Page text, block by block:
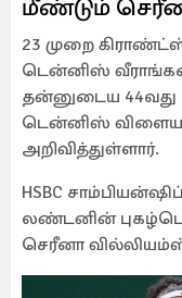
மீண்டும்
23 முறை
டென்னிஸ்
தன்னுடைய
டென்னிஸ்
அறிவித்துள்ளார்.
HSBC
லண்டனின்
செரீனா